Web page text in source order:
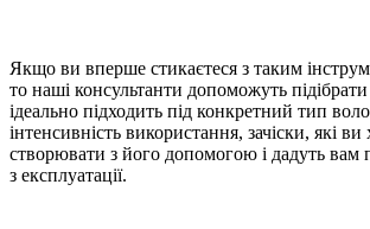
Якщо ви вперше стикаєтеся з таким
то наші консультанти допоможуть
ідеально підходить під конкретний тип
інтенсивність використання, зачіски, які ви
створювати з його допомогою і дадуть вам
з експлуатації.